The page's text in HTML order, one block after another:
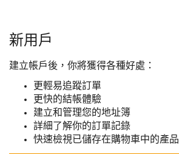
新用戶
建立帳戶後，你將獲得各種好處：
更輕易追蹤訂單
更快的結帳體驗
建立和管理您的地址簿
詳細了解你的訂單記錄
快速檢視已儲存在購物車中的產品